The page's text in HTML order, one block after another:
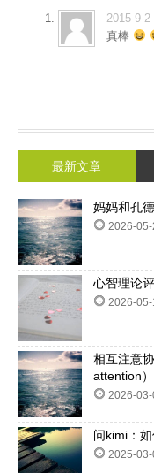
2015-9-2
真棒
最新文章
妈妈和孔
2026-05-
心智理论
2026-05-
相互注意
attention
2026-03-
问kimi：
2025-03-